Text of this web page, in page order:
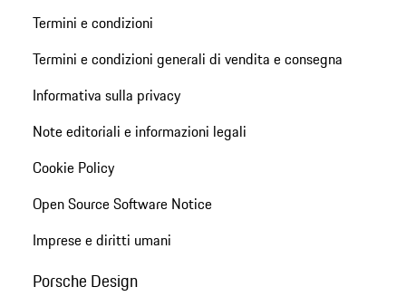
Termini e condizioni
Termini e condizioni generali di vendita e consegna
Informativa sulla privacy
Note editoriali e informazioni legali
Cookie Policy
Open Source Software Notice
Imprese e diritti umani
Porsche Design